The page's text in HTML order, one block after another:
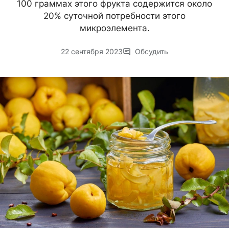
100 граммах этого фрукта содержится около
20% суточной потребности этого
микроэлемента.
22 сентября 2023 Обсудить